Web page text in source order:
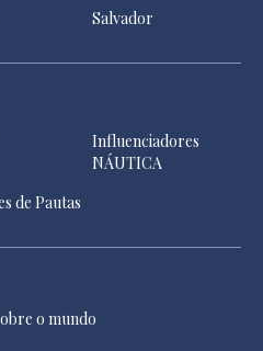
Salvador
Influenciadores
NÁUTICA
de Pautas
o mundo